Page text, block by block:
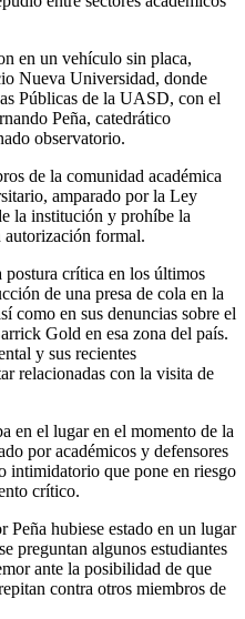
en un vehículo sin placa,
Nueva Universidad, donde
Públicas de la UASD, con el
Peña, catedrático
observatorio.
de la comunidad académica
amparado por la Ley
la institución y prohíbe la
autorización formal.
postura crítica en los últimos
de una presa de cola en la
como en sus denuncias sobre el
Gold en esa zona del país.
y sus recientes
relacionadas con la visita de
en el lugar en el momento de la
por académicos y defensores
intimidatorio que pone en riesgo
crítico.
Peña hubiese estado en un lugar
preguntan algunos estudiantes
ante la posibilidad de que
contra otros miembros de